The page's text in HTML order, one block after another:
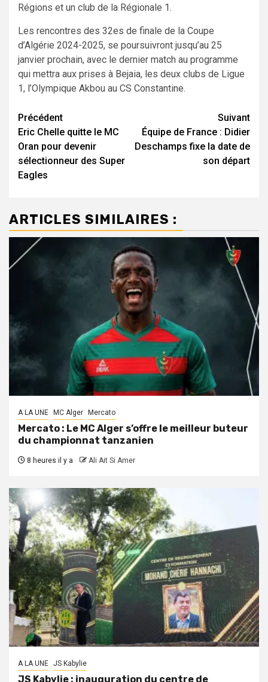
Régions et un club de la Régionale 1.
Les rencontres des 32es de finale de la Coupe
d’Algérie 2024-2025, se poursuivront jusqu’au 25
janvier prochain, avec le dernier match au programme
qui mettra aux prises à Bejaia, les deux clubs de Ligue
1, l’Olympique Akbou au CS Constantine.
Navigation
d’article
Précédent
Eric Chelle quitte le MC
Oran pour devenir
sélectionneur des Super
Eagles
Suivant
Équipe de France : Didier
Deschamps fixe la date de
son départ
ARTICLES SIMILAIRES :
A LA UNE MC Alger Mercato
Mercato : Le MC Alger s’offre le meilleur buteur
du championnat tanzanien
8 heures il y a Ali Ait Si Amer
A LA UNE JS Kabylie
JS Kabylie : inauguration du centre de